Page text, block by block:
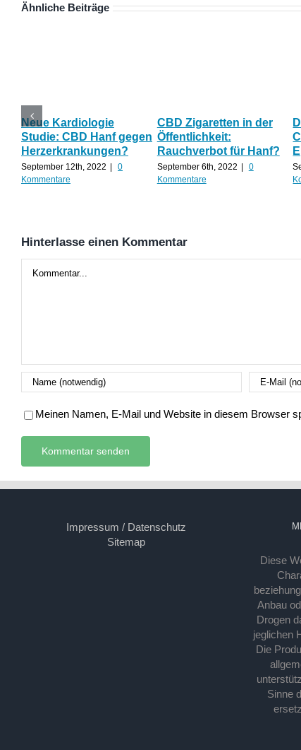
Ähnliche Beiträge
Neue Kardiologie
Studie: CBD Hanf gegen
Herzerkrankungen?
September 12th, 2022 |
0
Kommentare
CBD Zigaretten in der
Öffentlichkeit:
Rauchverbot für Hanf?
September 6th, 2022 |
0
Kommentare
Hinterlasse einen Kommentar
Meinen Namen, E-Mail und Website in diesem Browser
Impressum / Datenschutz
Sitemap
Diese
Anbau
Drogen
jeglichen
Die
Sinne